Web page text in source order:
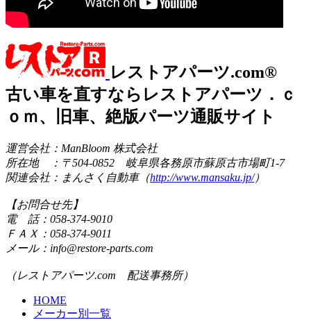
レストアパーツ.com®
古い車を直すならレストアパーツ．ｃ
ｏｍ、旧車、絶版パーツ通販サイト
運営会社：ManBloom 株式会社
所在地 ：〒504-0852 岐阜県各務原市蘇原古市場町1-7
関連会社：まんさく自動車（http://www.mansaku.jp/）
【お問合せ先】
電 話：058-374-9010
ＦＡＸ：058-374-9011
メール：info@restore-parts.com
（レストアパーツ.com 配送事務所）
HOME
メーカー別一覧